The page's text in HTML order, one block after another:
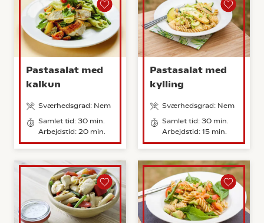
Pastasalat med
kalkun
Sværhedsgrad: Nem
Samlet tid: 30 min.
Arbejdstid: 20 min.
Pastasalat med
kylling
Sværhedsgrad: Nem
Samlet tid: 30 min.
Arbejdstid: 15 min.